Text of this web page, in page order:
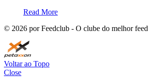
Read More
© 2026 por Feedclub - O clube do melhor feed
Voltar ao Topo
Close